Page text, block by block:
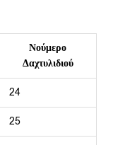
Νούμερο
Δαχτυλιδιού
24
25